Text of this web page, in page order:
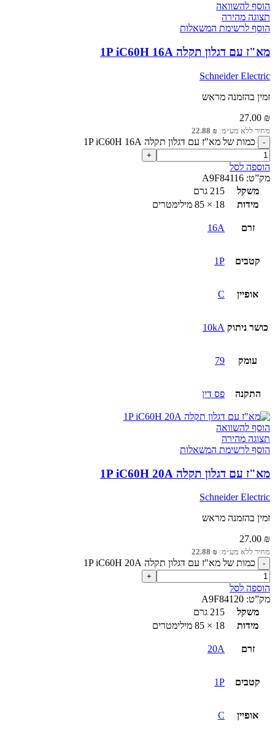
הוסף להשוואה
תצוגה מהירה
הוסף לרשימת המשאלות
מא"ז עם דגלון תקלה 1P iC60H 16A
Schneider Electric
זמין בהזמנה מראש
27.00 ₪
מחיר ללא מע״מ: 22.88 ₪
כמות של מא"ז עם דגלון תקלה 1P iC60H 16A
הוספה לסל
מק”ט: A9F84116
משקל
215 גרם
מידות
18 × 85 מילימטרים
זרם 16A
קטבים 1P
אופיין C
כושר ניתוק 10kA
עומק 79
התקנה פס דין
הוסף להשוואה
תצוגה מהירה
הוסף לרשימת המשאלות
מא"ז עם דגלון תקלה 1P iC60H 20A
Schneider Electric
זמין בהזמנה מראש
27.00 ₪
מחיר ללא מע״מ: 22.88 ₪
כמות של מא"ז עם דגלון תקלה 1P iC60H 20A
הוספה לסל
מק”ט: A9F84120
משקל
215 גרם
מידות
18 × 85 מילימטרים
זרם 20A
קטבים 1P
אופיין C